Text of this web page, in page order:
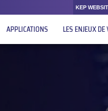
KEP
APPLICATIONS LES ENJEUX